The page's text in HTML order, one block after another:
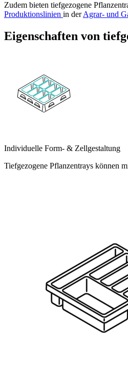
Zudem bieten tiefgezogene
Produktionslinien in derAgrar- und
Eigenschaften von
Individuelle Form- & Zellgestaltung
Tiefgezogene Pflanzentrays können